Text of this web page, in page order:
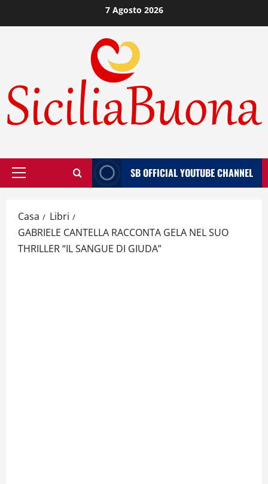
al
7 Agosto 2026
Menù
SB OFFICIAL YOUTUBE CHANNEL
Casa
Libri
GABRIELE CANTELLA RACCONTA GELA NEL SUO
THRILLER “IL SANGUE DI GIUDA”